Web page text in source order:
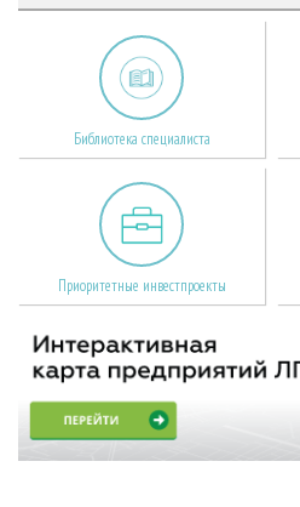
Библиотека специалиста
Приоритетные инвестпроекты